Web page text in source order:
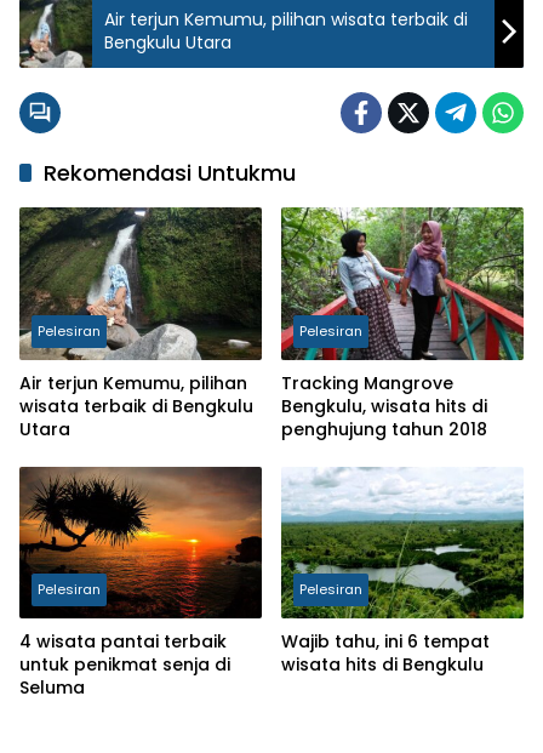
Air terjun Kemumu, pilihan wisata terbaik di
Bengkulu Utara
Rekomendasi Untukmu
Pelesiran
Air terjun Kemumu, pilihan
wisata terbaik di Bengkulu
Utara
Pelesiran
Tracking Mangrove
Bengkulu, wisata hits di
penghujung tahun 2018
Pelesiran
4 wisata pantai terbaik
untuk penikmat senja di
Seluma
Pelesiran
Wajib tahu, ini 6 tempat
wisata hits di Bengkulu